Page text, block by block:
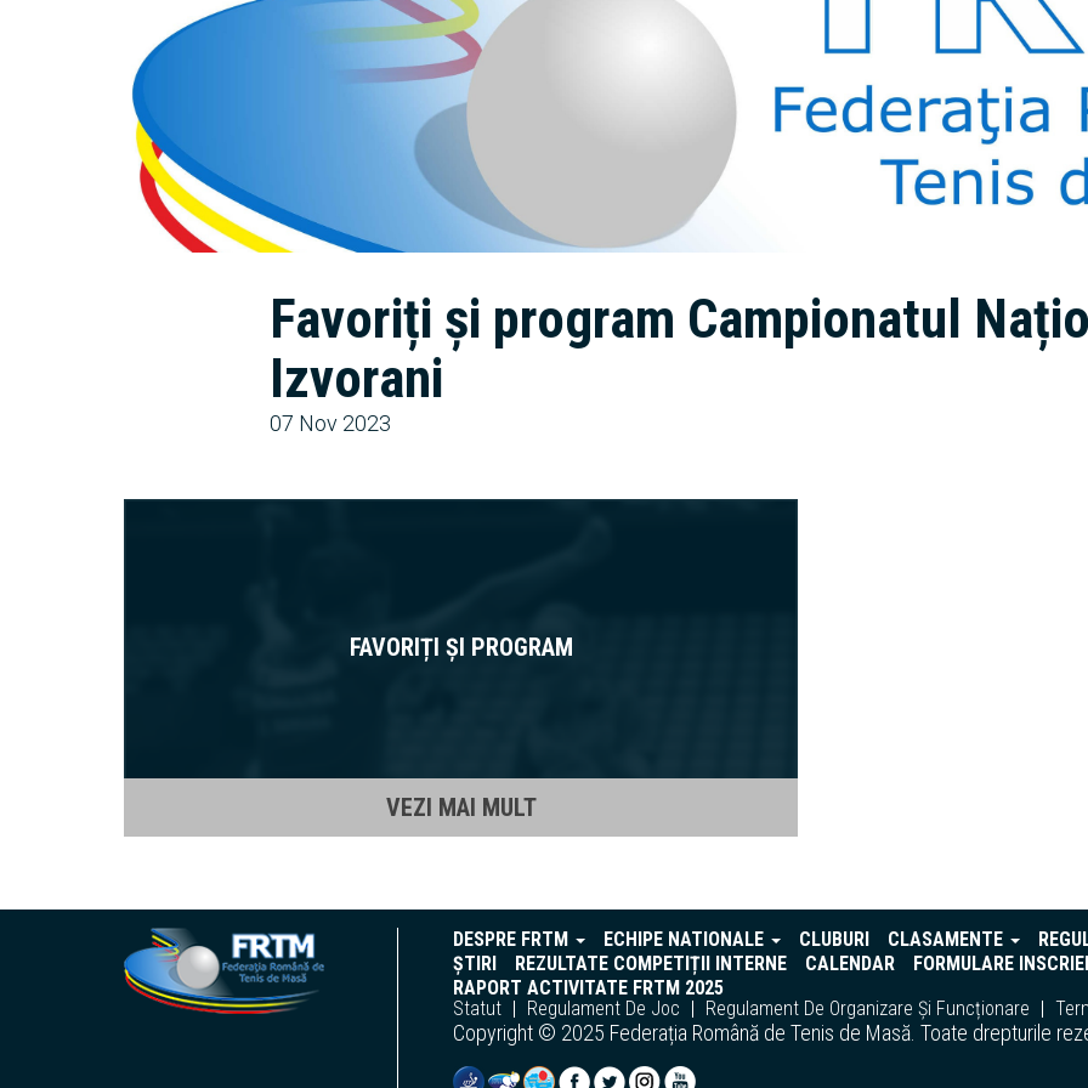
Favoriți și program Campionatul
Izvorani
07 Nov 2023
FAVORIȚI ȘI PROGRAM
VEZI MAI MULT
DESPRE FRTM ECHIPE NATIONALE CLUBURI CLASAMENTE
ȘTIRI
REZULTATE COMPETIȚII INTERNE CALENDAR
FORMULARE
RAPORT ACTIVITATE FRTM 2025
Statut
Regulament De Joc Regulament De Organizare Și Funcționare
Copyright © 2025 Federația Română de Tenis de Masă. Toate drepturile